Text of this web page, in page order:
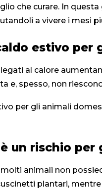
che curare. In
a vivere i mesi
estivo per
legati al calore
e, spesso, non
per gli animali
un rischio per
molti animali non
plantari,